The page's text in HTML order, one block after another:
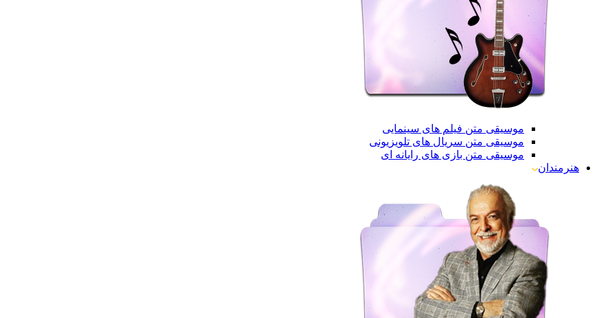
موسیقی متن فیلم های سینمایی
موسیقی متن سریال های تلویزیونی
موسیقی متن بازی های رایانه ای
هنرمندان